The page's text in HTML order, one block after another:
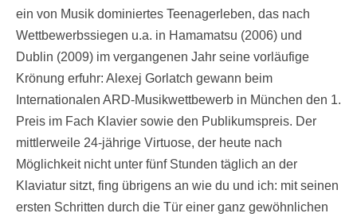
ein von Musik dominiertes Teenagerleben, das nach
Wettbewerbssiegen u.a. in Hamamatsu (2006) und
Dublin (2009) im vergangenen Jahr seine vorläufige
Krönung erfuhr: Alexej Gorlatch gewann beim
Internationalen ARD-Musikwettbewerb in München den 1.
Preis im Fach Klavier sowie den Publikumspreis. Der
mittlerweile 24-jährige Virtuose, der heute nach
Möglichkeit nicht unter fünf Stunden täglich an der
Klaviatur sitzt, fing übrigens an wie du und ich: mit seinen
ersten Schritten durch die Tür einer ganz gewöhnlichen